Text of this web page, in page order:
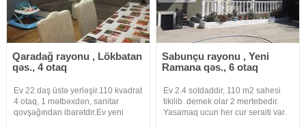
Qaradağ rayonu , Lökbatan
qəs., 4 otaq
Ev 22 daş üstə yerləşir.110 kvadrat
4 otaq, 1 mətbəxdən, sanitar
qovşağından ibarətdir.Ev yeni
Sabunçu rayonu , Yeni
Ramana qəs., 6 otaq
Ev 2.4 sotdaddir, 110 m2 sahesi
tikilib .demek olar 2 mertebedir.
Yasamaq ucun her cur seraiti var.